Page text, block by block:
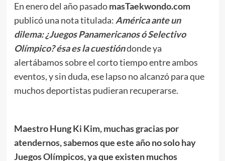
En enero del año pasadomasTaekwondo.com
publicó una nota titulada: América ante un
dilema: ¿Juegos Panamericanos ó Selectivo
Olímpico? ésa es la cuestióndonde ya
alertábamos sobre el corto tiempo entre ambos
eventos, y sin duda, ese lapso no alcanzó para que
muchos deportistas pudieran recuperarse.
Maestro Hung Ki Kim, muchas gracias por
atendernos, sabemos que este año no solo hay
Juegos Olímpicos, ya que existen muchos